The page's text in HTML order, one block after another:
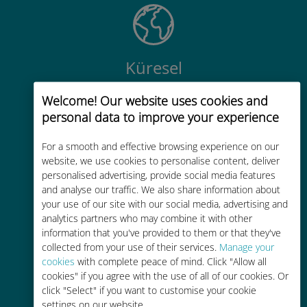
Welcome! Our website uses cookies and
personal data to improve your experience
For a smooth and effective browsing experience on our
website, we use cookies to personalise content, deliver
personalised advertising, provide social media features
and analyse our traffic. We also share information about
your use of our site with our social media, advertising and
analytics partners who may combine it with other
information that you've provided to them or that they've
collected from your use of their services. Manage your
cookies with complete peace of mind. Click "Allow all
cookies" if you agree with the use of all of our cookies. Or
click "Select" if you want to customise your cookie
settings on our website.
Küresel
200'den fazla destinasyonda dünya
çapında yüksek kaliteli hücresel
bağlantı
Uygun maliyetli
Mevcut operatörünüzle dolaşım
ücretlerinden %90'a kadar daha
ucuz